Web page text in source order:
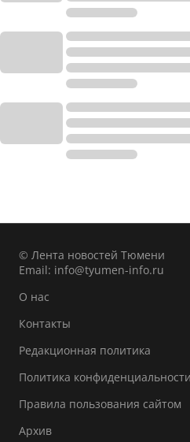
© Лента новостей Тюмени
Email: info@tyumen-info.ru
О нас
Контакты
Редакционная политика
Политика конфиденциальности
Правила пользования сайтом
Архив